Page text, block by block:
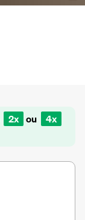
2x ou 4x